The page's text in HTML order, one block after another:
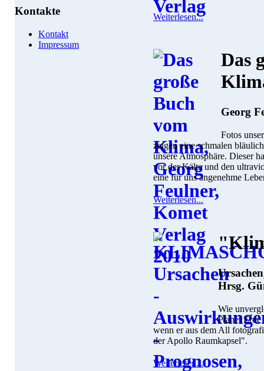
Kontakte
Kontakt
Impressum
Weiterlesen...
Das
Georg
Fotos
zeigen eine schmalen
unsere Atmosphäre. Dieser
vor der Kälte und den
eine für uns angenehme
Weiterlesen...
Hrsg.
Wie
Planet
wenn er aus dem All
der Apollo Raumkapsel".
Weiterlesen...